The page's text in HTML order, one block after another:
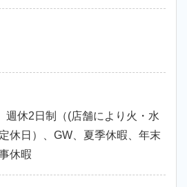
週休2日制（(店舗により火・水
休日）、GW、夏季休暇、年末
休暇